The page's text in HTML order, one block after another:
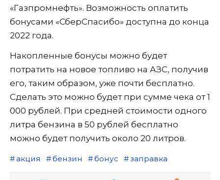
«Газпромнефть». Возможность оплатить
бонусами «СберСпасибо» доступна до конца
2022 года.
Накопленные бонусы можно будет
потратить на новое топливо на АЗС, получив
его, таким образом, уже почти бесплатно.
Сделать это можно будет при сумме чека от 1
000 рублей. При средней стоимости одного
литра бензина в 50 рублей бесплатно
можно будет получить около 20 литров.
акция бензин бонус заправка